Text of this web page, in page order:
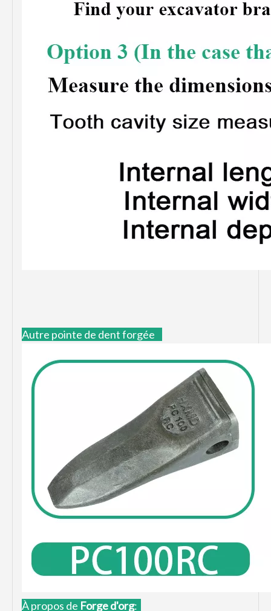
Autre pointe de dent forgée
À propos de Forge d'org: